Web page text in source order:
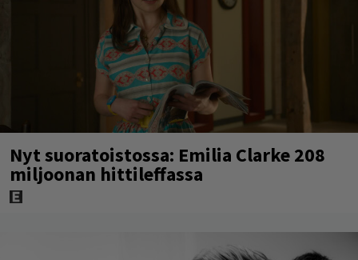
Nyt suoratoistossa: Emilia Clarke 208
miljoonan hittileffassa